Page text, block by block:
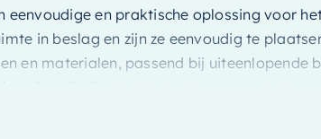
eenvoudige en praktische oplossing voor
in beslag en zijn ze eenvoudig te
en materialen, passend bij
zijn.